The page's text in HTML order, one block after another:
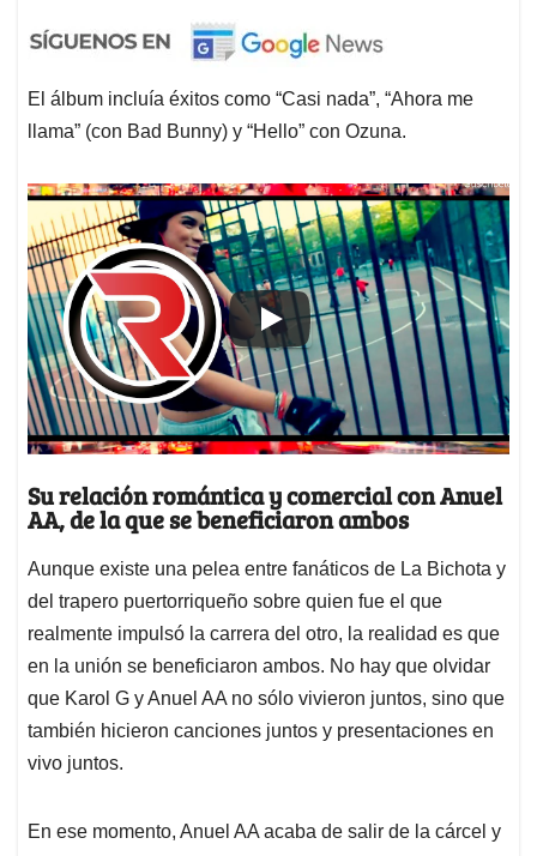
El álbum incluía éxitos como “Casi nada”, “Ahora me
llama” (con Bad Bunny) y “Hello” con Ozuna.
Su relación romántica y comercial con Anuel
AA, de la que se beneficiaron ambos
Aunque existe una pelea entre fanáticos de La Bichota y
del trapero puertorriqueño sobre quien fue el que
realmente impulsó la carrera del otro, la realidad es que
en la unión se beneficiaron ambos. No hay que olvidar
que Karol G y Anuel AA no sólo vivieron juntos, sino que
también hicieron canciones juntos y presentaciones en
vivo juntos.
En ese momento, Anuel AA acaba de salir de la cárcel y